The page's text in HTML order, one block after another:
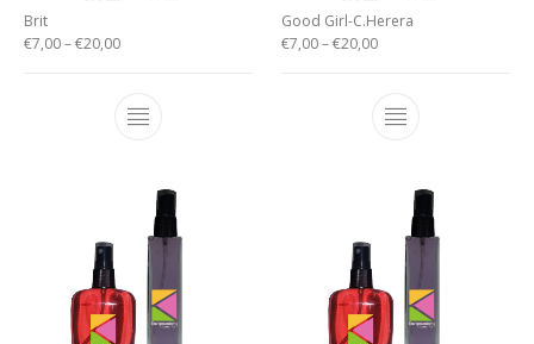
Brit
€7,00–€20,00
Good Girl-C.Herera
€7,00–€20,00